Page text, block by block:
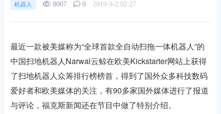
机器人 8007 0 2019-9-2 02:27
最近一款被美媒称为“全球首款全自动扫拖一体机器人”的
中国扫地机器人Narwal云鲸在欧美Kickstarter网站上获得
了扫地机器人众筹排行榜榜首，得到了国外众多科技数码
爱好者和欧美媒体的关注，有90多家国外媒体进行了报道
与评论，福克斯新闻还在节目中做了特别介绍。